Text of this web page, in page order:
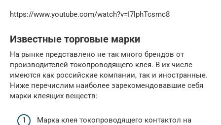
https://www.youtube.com/watch?v=I7lphTcsmc8
Известные торговые марки
На рынке представлено не так много брендов от
производителей токопроводящего клея. В их числе
имеются как российские компании, так и иностранные.
Ниже перечислим наиболее зарекомендовавшие себя
марки клеящих веществ:
Марка клея токопроводящего контактол на